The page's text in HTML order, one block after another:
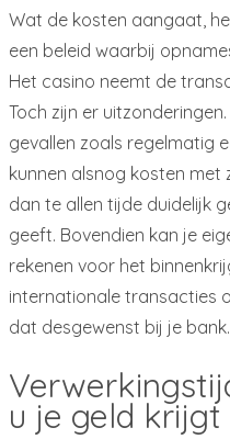
Wat de kosten aangaat,
een beleid waarbij
Het casino neemt de
Toch zijn er
gevallen zoals regelmatig
kunnen alsnog kosten met
dan te allen tijde duidelijk
geeft. Bovendien kan je
rekenen voor het
internationale transacties
dat desgewenst bij je bank.
u je geld krijgt